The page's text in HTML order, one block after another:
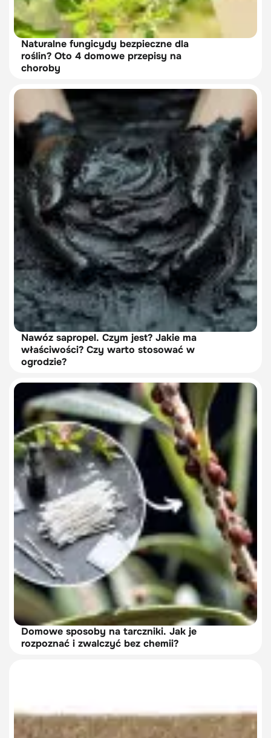
Naturalne fungicydy bezpieczne dla
roślin? Oto 4 domowe przepisy na
choroby
Nawóz sapropel. Czym jest? Jakie ma
właściwości? Czy warto stosować w
ogrodzie?
Domowe sposoby na tarczniki. Jak je
rozpoznać i zwalczyć bez chemii?